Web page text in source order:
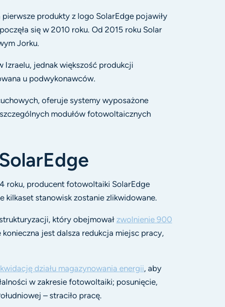
pierwsze produkty z logo SolarEdge pojawiły
się w 2010 roku. Od 2015 roku Solar
Jorku.
Izraelu, jednak większość produkcji
u podwykonawców.
oferuje systemy wyposażone
modułów fotowoltaicznych
roku, producent fotowoltaiki SolarEdge
kilkaset stanowisk zostanie zlikwidowane.
który obejmował zwolnienie 900
konieczna jest dalsza redukcja miejsc pracy,
działu magazynowania energii, aby
w zakresie fotowoltaiki; posunięcie,
– straciło pracę.